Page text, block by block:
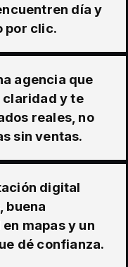
día y
por clic.
agencia que
claridad y te
reales, no
sin ventas.
digital
buena
mapas y un
dé confianza.